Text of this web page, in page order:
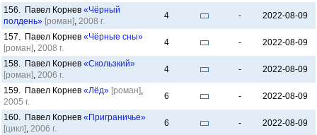
156. Павел Корнев «Чёрный
полдень» [роман], 2008 г.
4 - 2022-08-09
157. Павел Корнев «Чёрные сны»
[роман], 2008 г.
4 - 2022-08-09
158. Павел Корнев «Скользкий»
[роман], 2006 г.
4 - 2022-08-09
159. Павел Корнев «Лёд» [роман],
2005 г.
6 - 2022-08-09
160. Павел Корнев «Приграничье»
[цикл], 2006 г.
6 - 2022-08-09